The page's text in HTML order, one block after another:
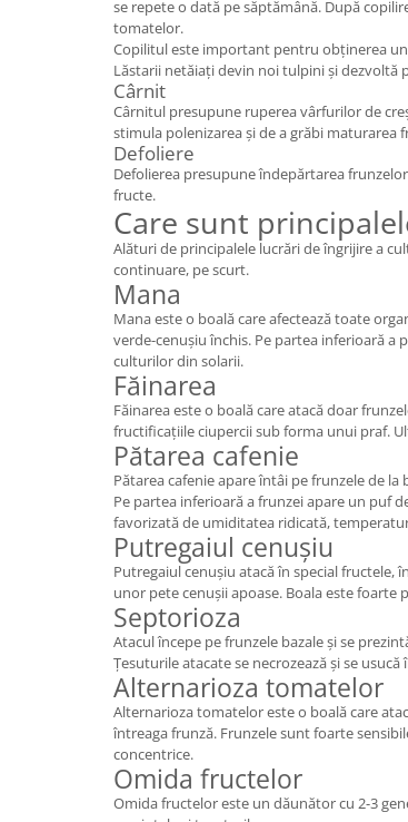
se repete o dată pe săptămână. După
tomatelor.
Copilitul este important pentru obținerea
Lăstarii netăiați devin noi tulpini și dezvoltă
Cârnit
Cârnitul presupune ruperea vârfurilor de
stimula polenizarea și de a grăbi maturarea
Defoliere
Defolierea presupune îndepărtarea
fructe.
Care sunt
Alături de principalele lucrări de îngrijire a
continuare, pe scurt.
Mana
Mana este o boală care afectează toate
verde-cenușiu închis. Pe partea inferioară a
culturilor din solarii.
Făinarea
Făinarea este o boală care atacă doar
fructificațiile ciupercii sub forma unui praf.
Pătarea cafenie
Pătarea cafenie apare întâi pe frunzele de
Pe partea inferioară a frunzei apare un puf
favorizată de umiditatea ridicată,
Putregaiul cenușiu
Putregaiul cenușiu atacă în special fructele,
unor pete cenușii apoase. Boala este
Septorioza
Atacul începe pe frunzele bazale și se
Țesuturile atacate se necrozează și se
Alternarioza tomatelor
Alternarioza tomatelor este o boală care
întreaga frunză. Frunzele sunt foarte
concentrice.
Omida fructelor
Omida fructelor este un dăunător cu 2-3